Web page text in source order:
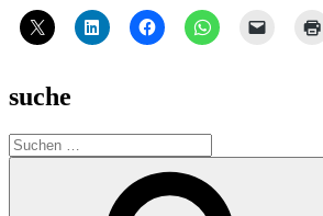
suche
Suche
nach: